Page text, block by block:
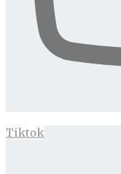
Tiktok